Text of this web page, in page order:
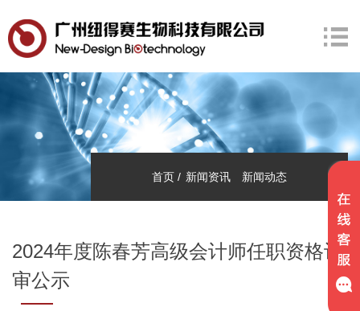
首页 新闻资讯 新闻动态
2024年度陈春芳高级会计师任职资格评
审公示